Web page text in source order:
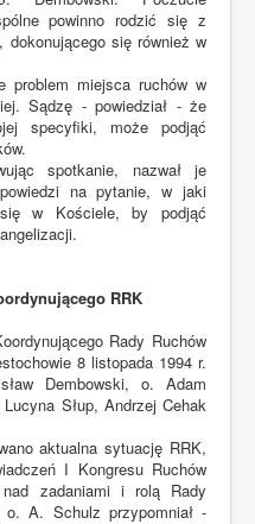
powinno rodzić się z
dokonującego się również w
problem miejsca ruchów w
Sądzę - powiedział - że
specyfiki, może podjąć
spotkanie, nazwał je
na pytanie, w jaki
w Kościele, by podjąć
RRK
Rady Ruchów
8 listopada 1994 r.
Dembowski, o. Adam
Słup, Andrzej Cehak
aktualna sytuację RRK,
I Kongresu Ruchów
zadaniami i rolą Rady
A. Schulz przypomniał -